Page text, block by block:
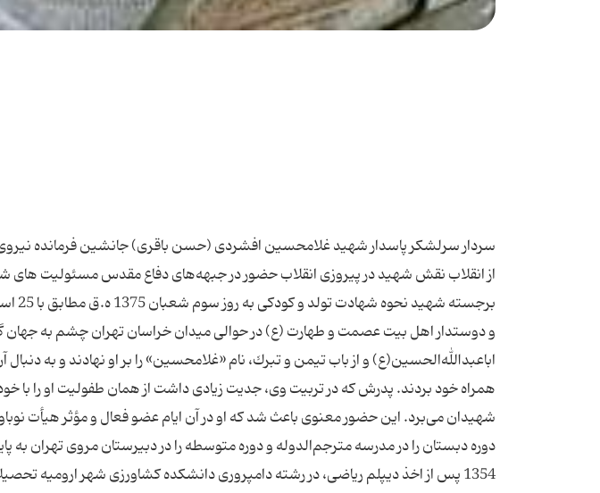
سردار سرلشكر پاسدار شهید غلامحسین افشردی (حسن باقری) جانشین فرمانده نیروی زمینی سپاه تولد و كودكی فعالیتهای قبل از انقلاب نقش شهید در پیروزی انقلاب حضور در جبهه‌های دفاع مقدس مسئولیت های شهید در طول دفاع مقدس ویژگیهای برجسته شهید نحوه شهادت تولد و كودكی به روز سوم شعبان 1375 ه.ق مطابق با 25 اسفند سال 1334 ه.ش در خانواده‌ای مذهبی و دوستدار اهل بیت عصمت و طهارت (ع) در حوالی میدان خراسان تهران چشم به جهان گشود. والدینش به عشق و محبت اباعبدالله‌الحسین(ع) و از باب تیمن و تبرك، نام «غلامحسین» را بر او نهادند و به دنبال آن در سن دوسالگی در سفر كربلا او راه همراه خود بردند. پدرش كه در تربیت وی، جدیت زیادی داشت از همان طفولیت او را با خودبه مسجد و هیأت و مراسم عزاداری سرور شهیدان می‌برد. این حضور معنوی باعث شد كه او در آن ایام عضو فعال و مؤثر هیأت نوباوگان محبان‌الحسین(ع) گردد. غلامحسین دوره دبستان را در مدرسه مترجم‌الدوله و دوره متوسطه را در دبیرستان مروی تهران به پایان رساند. فعالیتهای قبل از انقلاب در سال 1354 پس از اخذ دیپلم ریاضی، در رشته دامپروری دانشكده كشاورزی شهر ارومیه تحصیلات عالی خود را آغاز كرد. در این ایام علاوه بر مطالعه منظم وانسجام یافته در زمینه مسائل اسلامی، با سخنرانی در جمع دانشجویان و برقراری كلاسهایی در زمینه اصول عقاید برای دانش‌آموزان مدارس، فعالیت مذهبی خود را دنبال می كرد و بارها با بعضی از اساتید غرب زده كه فرهنگ اسلامی را انكار و مظاهر منحط غربی را ترویج می‌نمودند، به بحث می‌نشست و ماهیت آن فرهنگ و عوامل غرب زده را افشا می‌كرد. از این رو، وی به عنوان یك عنصر مذهبی و فعال حساسیت مسئولان و گارد دانشگاه را برانگیخته بود، كه در نهایت به دلیل این فعالیتها پس از یك سال و نیم تحصیل، از دانشگاه اخراج گردید. در این ایام در جواب یكی از نزدیكانش كه به او گفته بود: تو یك سال و نیم از عمرت را بی‌خود تلف كردی. پاسخ می‌دهد: من وظیفه‌ام را انجام دادم و اگر به دانشكده رفتم برای كسب مدرك نبود، بلكه برای رشد خودم بود و می‌خواستم كه دیگران را هم به صحنه بیاروم. شهید باقری در اسفندماه سال 1356 به خدمت سربازی اعزام شد و پس از طی دوره آموزشی در پادگان جلدیان نقده به ایلام منتقل گردید. در دوره كوتاه خدمت سربازی با توجه به آشنایی كه با مسائل اسلامی داشت به ارشاد و هدایت فكری سربازان پرداخت و همزمان با علمای شهر ایلام از جمله آیت‌الله صدری (امام جمعه قبلی ایلام) ارتباط داشت و اخبار و مسائل پادگان را به ایشان اطلاع می‌داد. به دنبال این فعالیتها، تحت كنترل قرار گرفت و ضمن جدا كردن وی از جمع سربازان پادگان، او را به عنوان راننده یك افسر جزء به كار گماردند. نقش شهید در پیروزی انقلاب همزمان با گسترش انقلاب اسلامی و فرمان حضرت امام خمینی(ره) مبنی بر فرار سربازان از پادگانها، خدمت سربازی را رها كرد و به موج خروشان و توفنده امت حزب‌الله پیوست و به صورت تمام وقت در پیشبرد اهداف انقلاب اسلامی به فعالیت پرداخت. به هنگام تشریف فرمایی حضرت امام خمینی(ره) به میهن اسلامی، در فعالیتهای كمیته استقبال شركت چشمگیری داشت و به دلیل برخورداری از آموزش نظامی، به همراه سایر اعضای خانواده و دوستانش در تصرف كلانتری 14 و پادگان ولی‌عصر(عج) «عشرت آباد سابق» در تهران نقش بارزی داشت. پس از پیروزی انقلاب اسلامی تا خرداد 1358، در كمیته انقلاب اسلامی و برخی نهادهای دیگر فعالیت داشت و با انتشار روزنامه جمهوری اسلامی، همكاری فعال خود را با این روزنامه در زمینه‌های مختلف آغاز كرد. در این مدت بنا به دعوت جنبش امل لبنان، از طرف روزنامه به عنوان خبرنگار، سفر 15 روزه‌ای به لبنان و اردن انجام داد كه طی این سفر، گزارش تحلیلی جامعی از اوضاع نابسامان مسلمین در آن منطقه تهیه كرد. در خردادماه سال 1358 موفق به اخذ دیپلم ادبی شد. سپس در امتحان ورودی دانشگاه شركت كرد و با رتبه صد و چهارم در رشته حقوق قضایی دانشگاه تهران قبول گردید. او در مدت حضور در محیط دانشگاه، نقش فعال و مؤثری در مقابله با توطئه‌های ضدانقلاب و گروهكها داشت. شهید باقری اوایل سال 1359 به عضویت سپاه در آمد. ابتدا در واحد اطلاعات مشغول به خدمت شد و در زمینه شناسایی و مقابله با گروهكهای منحرف و وابسته، فعالیت خود را استمرار بخشید و در این واحد بود كه نام مستعار «حسن باقری» برای ایشان در نظر گرفته شد. حضور در جبهه‌های دفاع مقدس تهاجم دشمن بعثی به مرزهای كشور اسلامی و آغاز جنگ تحمیلی، نقطه عطفی در زندگی شهید باقری بود. با احساس تكلیف در دفاع از اسلام و میهن اسلامی بلافاصله پس از شروع جنگ – در روز اول مهرماه سال 1359 – به همراه عده‌ای از برادران پاسدار راهی جبهه‌های جنوب شد و تا آخرین لحظه حیات، در این سنگر باقی مانده و در بسیاری از صحنه‌های پیروز دفاع مقدس حضور فعال و تعیین كننده داشت. عمده عناوین فعالیتهای وی در صحنه رزم با دشمن عبارتند از: تاسیس و راه‌اندازی واحد اطلاعات و عملیات رزمی شهید باقری از ابتدای ورودش به منطقه جنوب (اهواز) در پایگاه منتظران شهادت (گلف) به منظور دستیابی به اطلاعات مناسب از موقعیت دشمن، به جمع‌آوری نقشه‌ها و پیاده كردن وضعیت مناطق عملیاتی روی آنها، اقدام كرد و شخصاً به همراه عناصر اطلاعاتی، جهت كسب اطلاع دقیق از دشمن، به شناسایی محورها و نقاط مورد نظر می‌پرداخت و در برخی از موارد نیز تا عقبه نیروهای دشمن برای ارزیابی توان و استعداد آنها، با چالاكی و شجاعت بی‌نظیری پیش می‌رفت. فعالیتهای مثبت او در این زمینه با سازماندهی عناصر اطلاعاتی و برگزاری آموزش مختصری برای آنها، منجر به راه‌اندازی واحد اطلاعات عملیات در ستاد عملیات جنوب (گلف) گردید. واحدهای اطلاعات عملیات پس از گذشت حدود 3 ماه از شروع جنگ، در تمامی محورهای جنوب (از آبادان تا دزفول) با قدرت تمام مستقر شدند و نسبت به شناسایی و تعیین وضعیت دشمن و ارسال گزارش آن اقدام كردند. با این تلاش، اطلاعات چشم فرماندهی در میدان جنگ شد و یكی از ضعفهای بزرگ ( نداشتن اطلاع از وضعیت دشمن ) برطرف گردید. شهید باقری علاوه بر ارائه اطلاعات،توان و استعداد ذاتی بالایی در تحلیل اطلاعات دشمن داشت و اغلب حركات احتمالی دشمن در آینده راپیش بینی می نمود و حتی به زمان و مكان آن هم اشاره می كرد. از آن جمله پیش بینی وی در دی ماه سال 1359 مبنی بر حركت دشمن جهت الحاق محور شمال – جنوب منطقه سوسنگرد برای ارتباط جفیر و بستان بود.كه دشمن در كمتر از یك هفته با نصب پل های نظامی متعدد و تلاش گسترده این كار را انجام داد.(البته این منطقه بعدها با عنایت الهی در عملیات طریق القدس آزاد گردید.) از اقدامات بسیار مؤثر شهید باقری كه در این دوره پایه‌ریزی شد، بایگانی اسناد جنگ، ترجمه اسناد و بخش شنود بی‌سیم های دشمن بود.از دیگر فعالیتهای وی طراحی گردانهای رزمی و تعیین تركیب سازمان نفرات و تجهیزات و ادوات رزمی و واحدهای پشتیبانی از رزم بود. مسئولیت های شهید در طول دفاع مقدس فرماندهی محور جنوب شهید باقری به دلیل لیاقت، شجاعت و شهامتی كه داشت در دی ماه سال 1359 به عنوان یكی از معاونین ستاد عملیات جنوب انتخاب شد و در شكست محاصره سوسنگرد، فرماندهی عملیات امام مهدی(عج)، فتح، ارتفاعات الله‌اكبر و دهلاویه نقش به‌سزایی داشت و همه این نبردها در شرایطی اجرا می‌شد كه عملیات منظم نیروهای خودی با مشكل مواجه شده بود و اغلب بدون نتیجه می‌ماند، همه تلاش شهید باقری و برادران سپاه این بود كه ثابت كنند می‌توان دشمن را شكست داد. با بركناری بنی‌صدر و با توجه به شرایط سیاسی آن زمان، در اجرای عملیات فرماندهی كل قوا شركت داشت و پس از مجروح شدن سردار رحیم صفوی هدایت عملیات را به عهده گرفت و دراین عملیات به عنوان فرماندهی لایق و كاردان شناخته شد. فرماندهی محور دارخوین درعملیات